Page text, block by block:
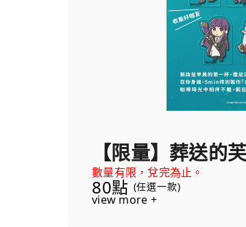
【限量】葬送的
數量有限，兌完為止。
80點 (任選一款)
view more +